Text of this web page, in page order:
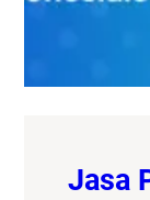
Jasa